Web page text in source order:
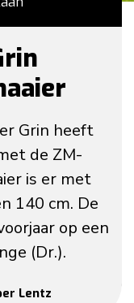
Grin heeft
de ZM-
is er met
140 cm. De
op een
(Dr.).
Lentz